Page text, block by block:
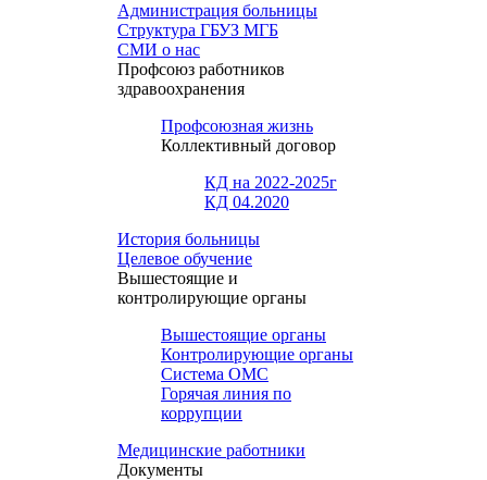
Администрация больницы
Структура ГБУЗ МГБ
СМИ о нас
Профсоюз работников
здравоохранения
Профсоюзная жизнь
Коллективный договор
КД на 2022-2025г
КД 04.2020
История больницы
Целевое обучение
Вышестоящие и
контролирующие органы
Вышестоящие органы
Контролирующие органы
Система ОМС
Горячая линия по
коррупции
Медицинские работники
Документы